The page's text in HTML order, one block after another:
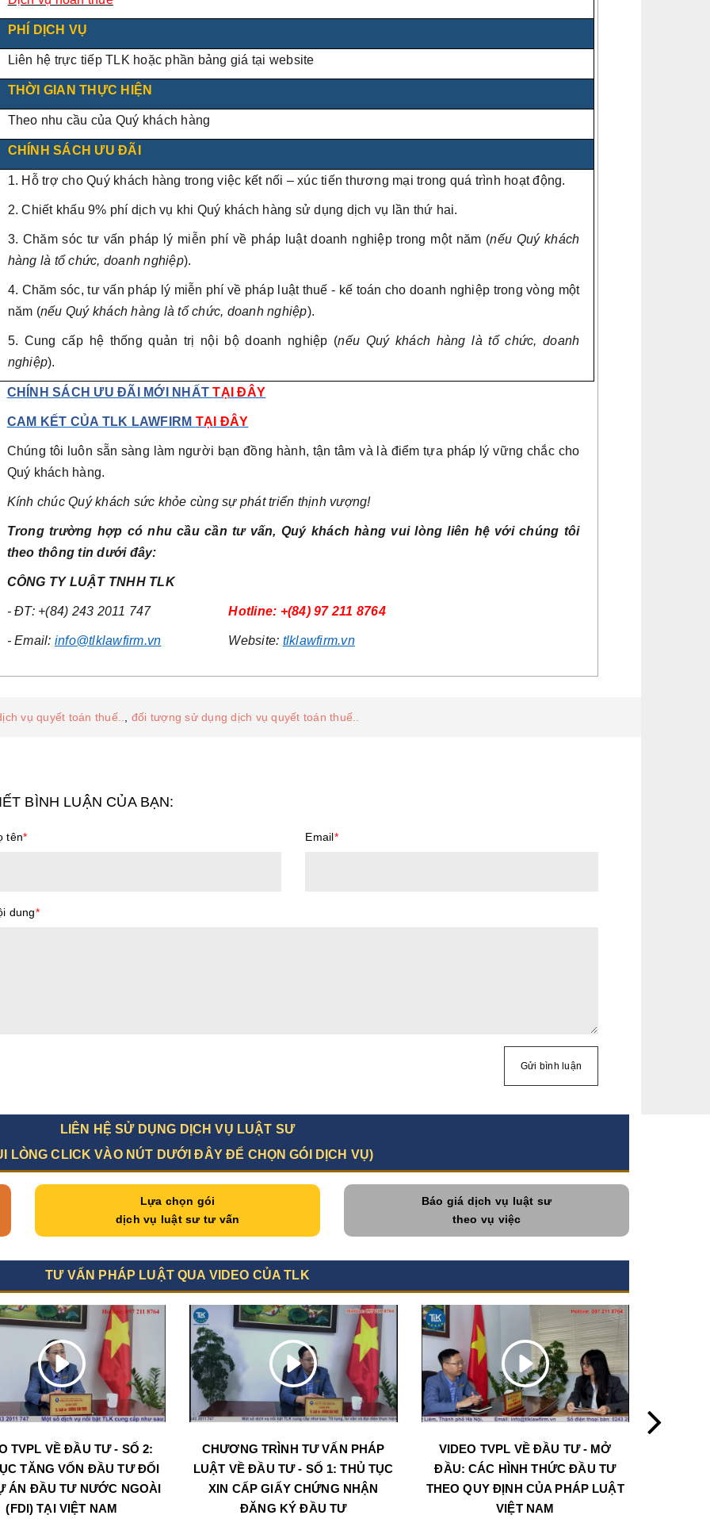
PHÍ DỊCH VỤ
Liên hệ trực tiếp TLK hoặc phần bảng giá tại website
THỜI GIAN THỰC HIỆN
Theo nhu cầu của Quý khách hàng
CHÍNH SÁCH ƯU ĐÃI
1. Hỗ trợ cho Quý khách hàng trong việc kết nối – xúc tiến thương mại trong quá trình hoạt động.
2. Chiết khấu 9% phí dịch vụ khi Quý khách hàng sử dụng dịch vụ lần thứ hai.
3. Chăm sóc tư vấn pháp lý miễn phí về pháp luật doanh nghiệp trong một năm (nếu Quý khách
hàng là tổ chức, doanh nghiệp).
4. Chăm sóc, tư vấn pháp lý miễn phí về pháp luật thuế - kế toán cho doanh nghiệp trong vòng một
năm (nếu Quý khách hàng là tổ chức, doanh nghiệp).
5. Cung cấp hệ thống quản trị nội bộ doanh nghiệp (nếu Quý khách hàng là tổ chức, doanh
nghiệp).
CHÍNH SÁCH ƯU ĐÃI MỚI NHẤTTẠI ĐÂY
CAM KẾT CỦA TLK LAWFIRM TẠI ĐÂY
Chúng tôi luôn sẵn sàng làm người bạn đồng hành, tận tâm và là điểm tựa pháp lý vững chắc cho
Quý khách hàng.
Kính chúc Quý khách sức khỏe cùng sự phát triển thịnh vượng!
Trong trường hợp có nhu cầu cần tư vấn, Quý khách hàng vui lòng liên hệ với chúng tôi
theo thông tin dưới đây:
CÔNG TY LUẬT TNHH TLK
-ĐT: +(84) 243 2011 747Hotline: +(84) 97 211 8764
-Email: info@tlklawfirm.vn Website: tlklawfirm.vn
vụ quyết toán thuế.. đối tượng sử dụng dịch vụ quyết toán thuế..
BÌNH LUẬN CỦA BẠN:
tên* Email*
dung*
Gửi bình luận
LIÊN HỆ SỬ DỤNG DỊCH VỤ LUẬT SƯ
LÒNG CLICK VÀO NÚT DƯỚI ĐÂY ĐỂ CHỌN GÓI DỊCH VỤ)
Lựa chọn gói
dịch vụ luật sư tư vấn
Báo giá dịch vụ luật sư
theo vụ việc
TƯ VẤN PHÁP LUẬT QUA VIDEO CỦA TLK
TVPL VỀ ĐẦU TƯ - SỐ 2:
TĂNG VỐN ĐẦU TƯ ĐỐI
ÁN ĐẦU TƯ NƯỚC NGOÀI
(FDI) TẠI VIỆT NAM
CHƯƠNG TRÌNH TƯ VẤN PHÁP
LUẬT VỀ ĐẦU TƯ - SỐ 1: THỦ TỤC
XIN CẤP GIẤY CHỨNG NHẬN
ĐĂNG KÝ ĐẦU TƯ
VIDEO TVPL VỀ ĐẦU TƯ - MỞ
ĐẦU: CÁC HÌNH THỨC ĐẦU TƯ
THEO QUY ĐỊNH CỦA PHÁP LUẬT
VIỆT NAM